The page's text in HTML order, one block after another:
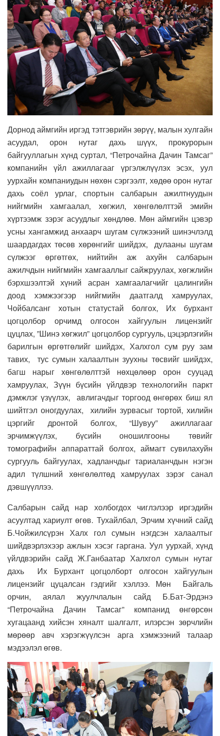
Дорнод аймгийн иргэд тэтгэврийн зөрүү, малын хулгайн
асуудал, орон нутаг дахь шүүх, прокурорын
байгууллагын хүнд суртал, “Петрочайна Дачин Тамсаг”
компанийн үйл ажиллагааг үргэлжлүүлэх эсэх, уул
уурхайн компаниудын нөхөн сэргээлт, хөдөө орон нутаг
дахь соёл урлаг, спортын салбарын ажилтнуудын
нийгмийн хамгаалал, хөгжил, хөнгөлөлттэй эмийн
хүртээмж зэрэг асуудлыг хөндлөө. Мөн аймгийн цэвэр
усны хангамжид анхаарч шугам сүлжээний шинэчлэлд
шаардагдах төсөв хөрөнгийг шийдэх, дулааны шугам
сүлжээг өргөтгөх, нийтийн аж ахуйн салбарын
ажилчдын нийгмийн хамгааллыг сайжруулах, хөгжлийн
бэрхшээлтэй хүний асран хамгаалагчийг цалингийн
доод хэмжээгээр нийгмийн даатгалд хамруулах,
Чойбалсанг хотын статустай болгох, Их бурхант
цогцолбор орчимд олгосон хайгуулын лицензийг
цуцлах, ”Шинэ хөгжил” цогцолбор сургууль, цэцэрлэгийн
барилгын өргөтгөлийг шийдэх, Халхгол сум руу зам
тавих, тус сумын халаалтын зуухны төсвийг шийдэх,
багш нарыг хөнгөлөлттэй нөхцөлөөр орон сууцад
хамруулах, Зүүн бүсийн үйлдвэр технологийн паркт
дэмжлэг үзүүлэх, авлигачдыг торгоод өнгөрөх биш ял
шийтгэл оногдуулах, хилийн зурвасыг тортой, хилийн
цэргийг дронтой болгох, “Шувуу” ажиллагааг
эрчимжүүлэх, бүсийн оношилгооны төвийг
томографийн аппараттай болгох, аймагт сувилахуйн
сургууль байгуулах, хадланчдыг тариаланчдын нэгэн
адил түлшний хөнгөлөлтөд хамруулах зэрэг санал
дэвшүүллээ.
Салбарын сайд нар холбогдох чиглэлээр иргэдийн
асуултад хариулт өгөв. Тухайлбал, Эрчим хүчний сайд
Б.Чойжилсүрэн Халх гол сумын нэгдсэн халаалтыг
шийдвэрлэхээр ажлын хэсэг гаргана. Уул уурхай, хүнд
үйлдвэрийн сайд Ж.Ганбаатар Халхгол сумын нутаг
дахь Их Бурхант цогцолборт олгосон хайгуулын
лицензийг цуцалсан гэдгийг хэллээ. Мөн Байгаль
орчин, аялал жуулчлалын сайд Б.Бат-Эрдэнэ
“Петрочайна Дачин Тамсаг” компанид өнгөрсөн
хугацаанд хийсэн хяналт шалгалт, илэрсэн зөрчлийн
мөрөөр авч хэрэгжүүлсэн арга хэмжээний талаар
мэдээлэл өгөв.